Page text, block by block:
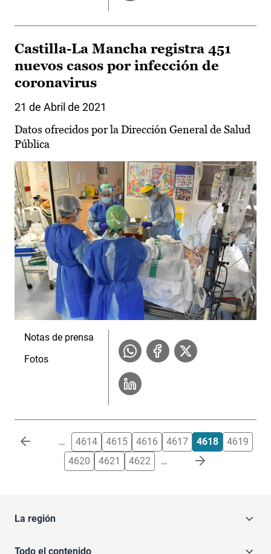
Castilla-La Mancha registra 451
nuevos casos por infección de
coronavirus
21 de Abril de 2021
Datos ofrecidos por la Dirección General de Salud
Pública
Notas de prensa
Fotos
Paginación … 4614 4615 4616 4617 4618
4619
4620
4621 4622 …
La región
Todo el contenido